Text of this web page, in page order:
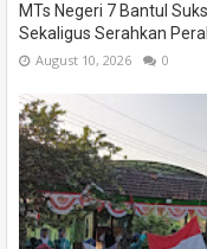
MTs Negeri 7 Bantul
Sekaligus Serahkan
August 10, 2026 0